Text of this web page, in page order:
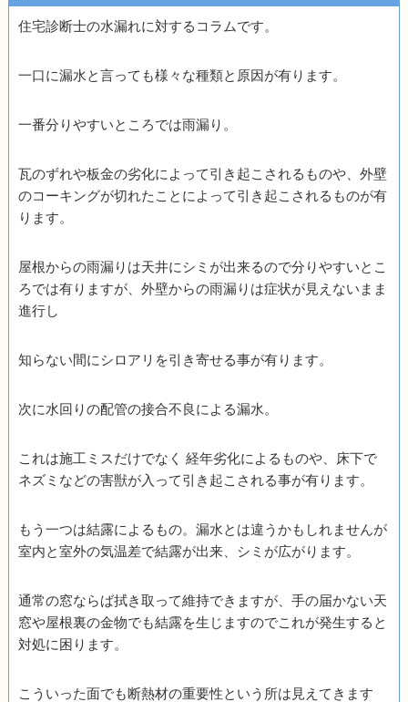
住宅診断士の水漏れに対するコラムです。
一口に漏水と言っても様々な種類と原因が有ります。
一番分りやすいところでは雨漏り。
瓦のずれや板金の劣化によって引き起こされるものや、外壁
のコーキングが切れたことによって引き起こされるものが有
ります。
屋根からの雨漏りは天井にシミが出来るので分りやすいとこ
ろでは有りますが、外壁からの雨漏りは症状が見えないまま
進行し
知らない間にシロアリを引き寄せる事が有ります。
次に水回りの配管の接合不良による漏水。
これは施工ミスだけでなく 経年劣化によるものや、床下で
ネズミなどの害獣が入って引き起こされる事が有ります。
もう一つは結露によるもの。漏水とは違うかもしれませんが
室内と室外の気温差で結露が出来、シミが広がります。
通常の窓ならば拭き取って維持できますが、手の届かない天
窓や屋根裏の金物でも結露を生じますのでこれが発生すると
対処に困ります。
こういった面でも断熱材の重要性という所は見えてきます